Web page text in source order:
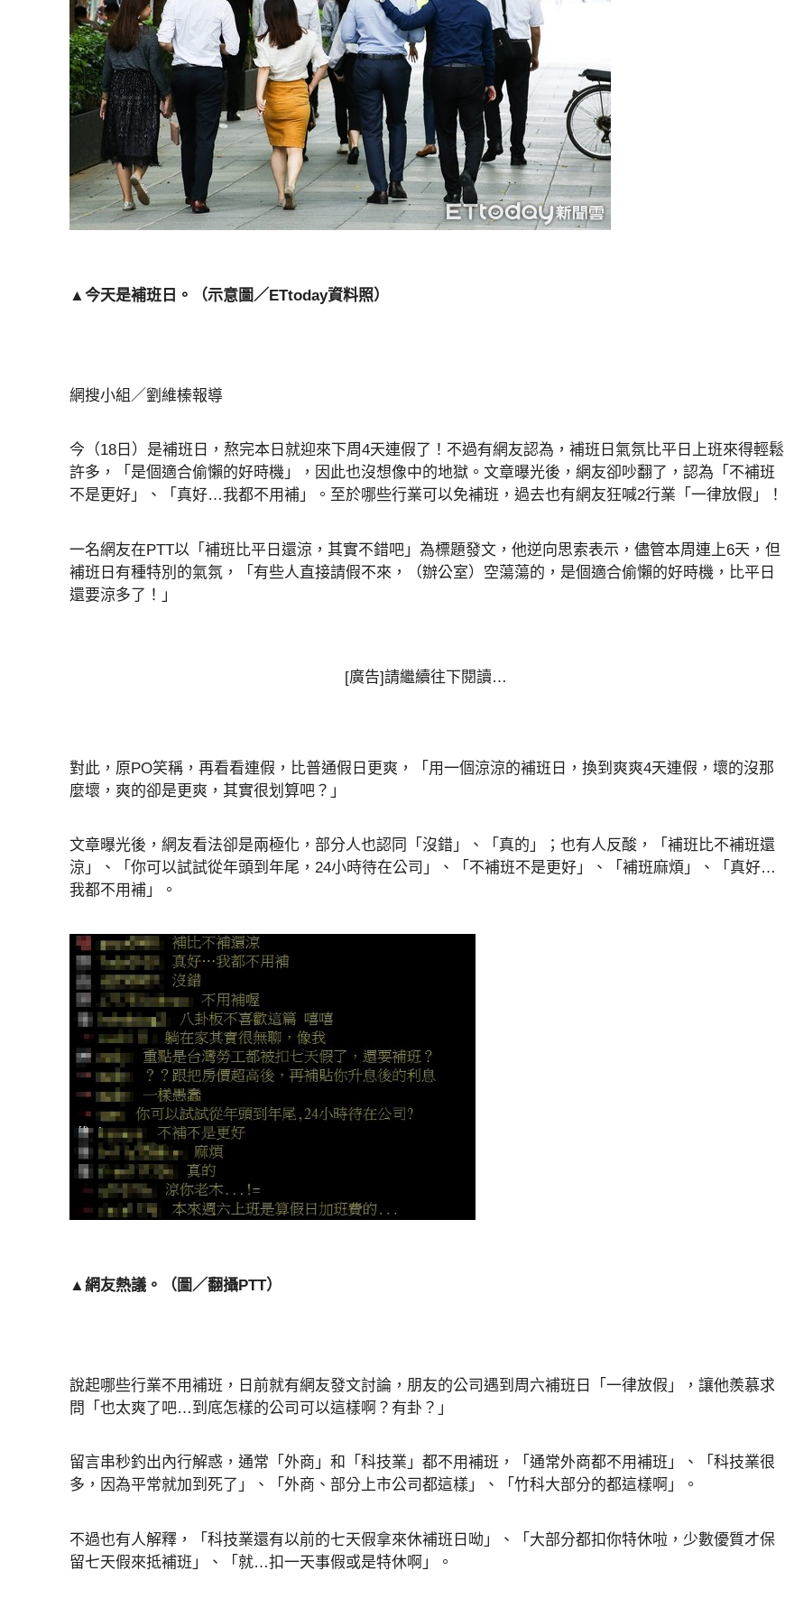
▲今天是補班日。（示意圖／ETtoday資料照）
網搜小組／劉維榛報導
今（18日）是補班日，熬完本日就迎來下周4天連假了！不過有網友認為，補班日氣氛比平日上班來得輕鬆
許多，「是個適合偷懶的好時機」，因此也沒想像中的地獄。文章曝光後，網友卻吵翻了，認為「不補班
不是更好」、「真好…我都不用補」。至於哪些行業可以免補班，過去也有網友狂喊2行業「一律放假」！
一名網友在PTT以「補班比平日還涼，其實不錯吧」為標題發文，他逆向思索表示，儘管本周連上6天，但
補班日有種特別的氣氛，「有些人直接請假不來，（辦公室）空蕩蕩的，是個適合偷懶的好時機，比平日
還要涼多了！」
[廣告]請繼續往下閱讀…
對此，原PO笑稱，再看看連假，比普通假日更爽，「用一個涼涼的補班日，換到爽爽4天連假，壞的沒那
麼壞，爽的卻是更爽，其實很划算吧？」
文章曝光後，網友看法卻是兩極化，部分人也認同「沒錯」、「真的」；也有人反酸，「補班比不補班還
涼」、「你可以試試從年頭到年尾，24小時待在公司」、「不補班不是更好」、「補班麻煩」、「真好…
我都不用補」。
▲網友熱議。（圖／翻攝PTT）
說起哪些行業不用補班，日前就有網友發文討論，朋友的公司遇到周六補班日「一律放假」，讓他羨慕求
問「也太爽了吧…到底怎樣的公司可以這樣啊？有卦？」
留言串秒釣出內行解惑，通常「外商」和「科技業」都不用補班，「通常外商都不用補班」、「科技業很
多，因為平常就加到死了」、「外商、部分上市公司都這樣」、「竹科大部分的都這樣啊」。
不過也有人解釋，「科技業還有以前的七天假拿來休補班日呦」、「大部分都扣你特休啦，少數優質才保
留七天假來抵補班」、「就…扣一天事假或是特休啊」。